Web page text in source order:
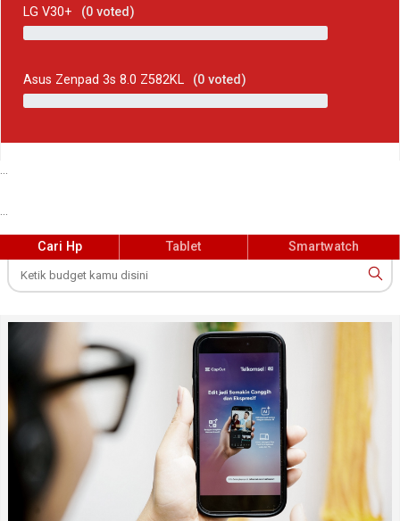
LG V30+ (0 voted)
Asus Zenpad 3s 8.0 Z582KL (0 voted)
Cari Hp Tablet Smartwatch